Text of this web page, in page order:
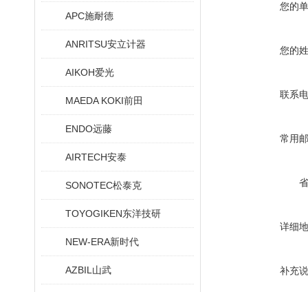
APC施耐德
ANRITSU安立计器
AIKOH爱光
MAEDA KOKI前田
ENDO远藤
AIRTECH安泰
SONOTEC松泰克
TOYOGIKEN东洋技研
NEW-ERA新时代
AZBIL山武
您的
您的
联系
常用
详细
补充